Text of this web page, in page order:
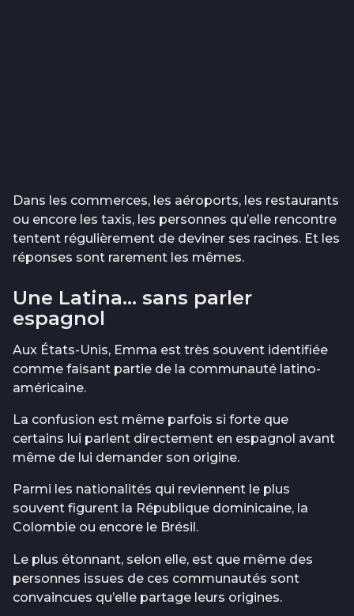
Dans les commerces, les aéroports, les restaurants
ou encore les taxis, les personnes qu’elle rencontre
tentent régulièrement de deviner ses racines. Et les
réponses sont rarement les mêmes.
Une Latina… sans parler
espagnol
Aux États-Unis, Emma est très souvent identifiée
comme faisant partie de la communauté latino-
américaine.
La confusion est même parfois si forte que
certains lui parlent directement en espagnol avant
même de lui demander son origine.
Parmi les nationalités qui reviennent le plus
souvent figurent la République dominicaine, la
Colombie ou encore le Brésil.
Le plus étonnant, selon elle, est que même des
personnes issues de ces communautés sont
convaincues qu’elle partage leurs origines.